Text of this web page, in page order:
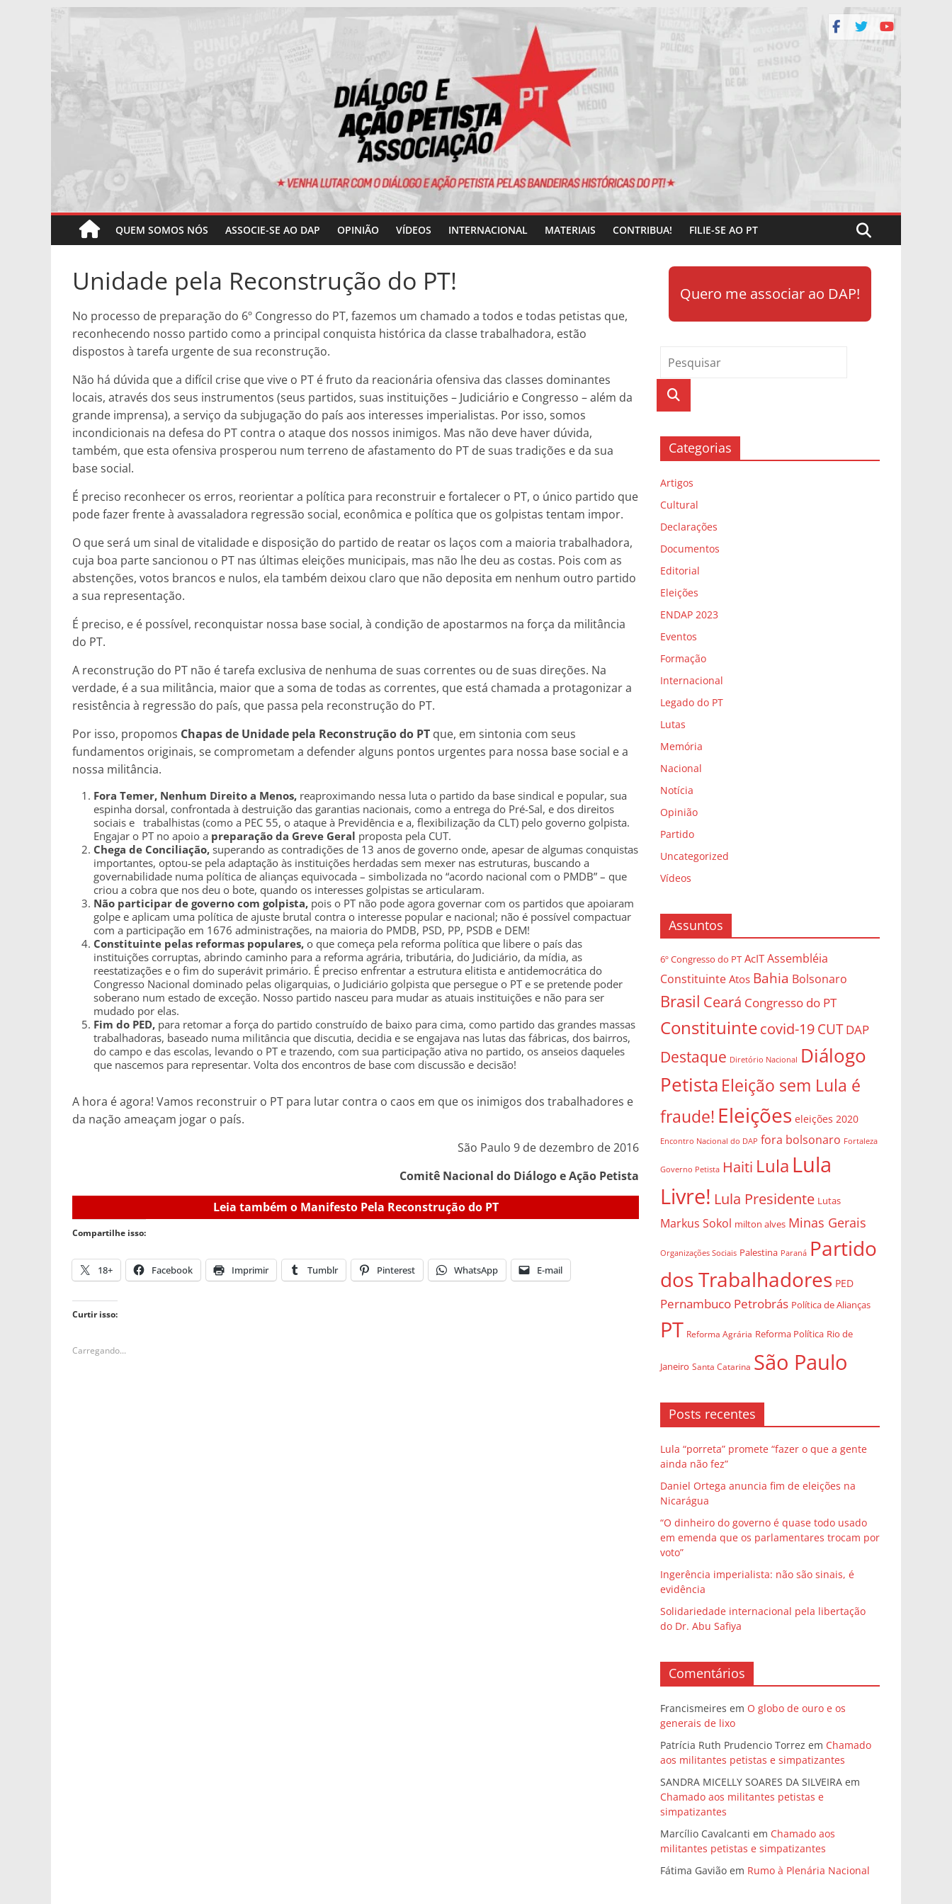
Pular
conteúdo
QUEM SOMOS NÓS ASSOCIE-SE AO DAP OPINIÃO VÍDEOS INTERNACIONAL MATERIAIS CONTRIBUA! FILIE-SE AO PT
Unidade pela Reconstrução do PT!
No processo de preparação do 6º Congresso do PT, fazemos um chamado a todos e todas petistas que,
reconhecendo nosso partido como a principal conquista histórica da classe trabalhadora, estão
dispostos à tarefa urgente de sua reconstrução.
Não há dúvida que a difícil crise que vive o PT é fruto da reacionária ofensiva das classes dominantes
locais, através dos seus instrumentos (seus partidos, suas instituições – Judiciário e Congresso – além da
grande imprensa), a serviço da subjugação do país aos interesses imperialistas. Por isso, somos
incondicionais na defesa do PT contra o ataque dos nossos inimigos. Mas não deve haver dúvida,
também, que esta ofensiva prosperou num terreno de afastamento do PT de suas tradições e da sua
base social.
É preciso reconhecer os erros, reorientar a política para reconstruir e fortalecer o PT, o único partido que
pode fazer frente à avassaladora regressão social, econômica e política que os golpistas tentam impor.
O que será um sinal de vitalidade e disposição do partido de reatar os laços com a maioria trabalhadora,
cuja boa parte sancionou o PT nas últimas eleições municipais, mas não lhe deu as costas. Pois com as
abstenções, votos brancos e nulos, ela também deixou claro que não deposita em nenhum outro partido
a sua representação.
É preciso, e é possível, reconquistar nossa base social, à condição de apostarmos na força da militância
do PT.
A reconstrução do PT não é tarefa exclusiva de nenhuma de suas correntes ou de suas direções. Na
verdade, é a sua militância, maior que a soma de todas as correntes, que está chamada a protagonizar a
resistência à regressão do país, que passa pela reconstrução do PT.
Por isso, propomos Chapas de Unidade pela Reconstrução do PT que, em sintonia com seus
fundamentos originais, se comprometam a defender alguns pontos urgentes para nossa base social e a
nossa militância.
Fora Temer, Nenhum Direito a Menos, reaproximando nessa luta o partido da base sindical e popular, sua
espinha dorsal, confrontada à destruição das garantias nacionais, como a entrega do Pré-Sal, e dos direitos
sociais e trabalhistas (como a PEC 55, o ataque à Previdência e a, flexibilização da CLT) pelo governo golpista.
Engajar o PT no apoio a preparação da Greve Geral proposta pela CUT.
Chega de Conciliação, superando as contradições de 13 anos de governo onde, apesar de algumas conquistas
importantes, optou-se pela adaptação às instituições herdadas sem mexer nas estruturas, buscando a
governabilidade numa política de alianças equivocada – simbolizada no “acordo nacional com o PMDB” – que
criou a cobra que nos deu o bote, quando os interesses golpistas se articularam.
Não participar de governo com golpista, pois o PT não pode agora governar com os partidos que apoiaram
golpe e aplicam uma política de ajuste brutal contra o interesse popular e nacional; não é possível compactuar
com a participação em 1676 administrações, na maioria do PMDB, PSD, PP, PSDB e DEM!
Constituinte pelas reformas populares, o que começa pela reforma política que libere o país das
instituições corruptas, abrindo caminho para a reforma agrária, tributária, do Judiciário, da mídia, as
reestatizações e o fim do superávit primário. É preciso enfrentar a estrutura elitista e antidemocrática do
Congresso Nacional dominado pelas oligarquias, o Judiciário golpista que persegue o PT e se pretende poder
soberano num estado de exceção. Nosso partido nasceu para mudar as atuais instituições e não para ser
mudado por elas.
Fim do PED, para retomar a força do partido construído de baixo para cima, como partido das grandes massas
trabalhadoras, baseado numa militância que discutia, decidia e se engajava nas lutas das fábricas, dos bairros,
do campo e das escolas, levando o PT e trazendo, com sua participação ativa no partido, os anseios daqueles
que nascemos para representar. Volta dos encontros de base com discussão e decisão!
A hora é agora! Vamos reconstruir o PT para lutar contra o caos em que os inimigos dos trabalhadores e
da nação ameaçam jogar o país.
São Paulo 9 de dezembro de 2016
Comitê Nacional do Diálogo e Ação Petista
Leia também o Manifesto Pela Reconstrução do PT
Compartilhe isso:
18+ Facebook Imprimir Tumblr Pinterest WhatsApp E-mail
Curtir isso:
Carregando...
Quero me associar ao DAP!
Categorias
Artigos
Cultural
Declarações
Documentos
Editorial
Eleições
ENDAP 2023
Eventos
Formação
Internacional
Legado do PT
Lutas
Memória
Nacional
Notícia
Opinião
Partido
Uncategorized
Vídeos
Assuntos
6º Congresso do PT AcIT Assembléia
Constituinte Atos Bahia Bolsonaro
Brasil Ceará Congresso do PT
Constituintecovid-19CUT DAP
Destaque Diretório Nacional Diálogo
Petista Eleição sem Lula é
fraude! Eleições eleições 2020
Encontro Nacional do DAP fora bolsonaro Fortaleza
Governo Petista Haiti Lula Lula
Livre! Lula Presidente Lutas
Markus Sokol milton alves Minas Gerais
Organizações Sociais Palestina Paraná Partido
dos Trabalhadores PED
Pernambuco Petrobrás Política de Alianças
PT Reforma Agrária Reforma Política Rio de
Janeiro Santa Catarina São Paulo
Posts recentes
Lula “porreta” promete “fazer o que a gente
ainda não fez”
Daniel Ortega anuncia fim de eleições na
Nicarágua
“O dinheiro do governo é quase todo usado
em emenda que os parlamentares trocam por
voto”
Ingerência imperialista: não são sinais, é
evidência
Solidariedade internacional pela libertação
do Dr. Abu Safiya
Comentários
Francismeires em O globo de ouro e os
generais de lixo
Patrícia Ruth Prudencio Torrez em Chamado
aos militantes petistas e simpatizantes
SANDRA MICELLY SOARES DA SILVEIRA em
Chamado aos militantes petistas e
simpatizantes
Marcílio Cavalcanti em Chamado aos
militantes petistas e simpatizantes
Fátima Gavião em Rumo à Plenária Nacional